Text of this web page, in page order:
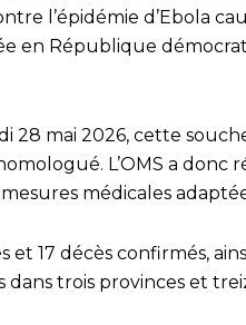
l’épidémie d’Ebola
en République
mai 2026, cette
L’OMS a donc
médicales
et 17 décès confirmés,
dans trois provinces et